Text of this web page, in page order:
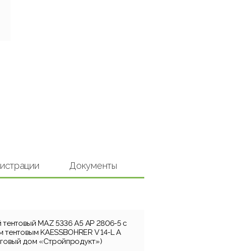
Документы
MAZ 5336 A5 AP 2806-5 с
KAESSBOHRER V 14-L A
дом «Стройпродукт»)